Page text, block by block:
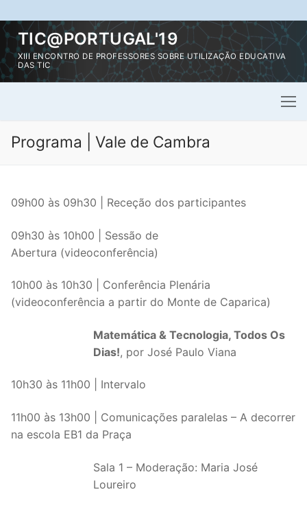
Saltar
para
conteúdo
TIC@PORTUGAL'19
XIII ENCONTRO DE PROFESSORES SOBRE UTILIZAÇÃO EDUCATIVA
DAS TIC
Programa | Vale de Cambra
09h00 às 09h30 | Receção dos participantes
09h30 às 10h00 | Sessão de
Abertura (videoconferência)
10h00 às 10h30 | Conferência Plenária
(videoconferência a partir do Monte de Caparica)
Matemática & Tecnologia, Todos Os
Dias!, por José Paulo Viana
10h30 às 11h00 | Intervalo
11h00 às 13h00 | Comunicações paralelas – A decorrer
na escola EB1 da Praça
Sala 1 – Moderação: Maria José
Loureiro